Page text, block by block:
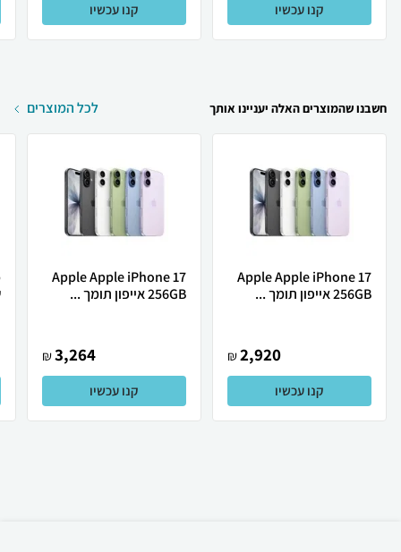
קנו עכשיו קנו עכשיו
חשבנו שהמוצרים האלה יעניינו אותך לכל המוצרים
Apple Apple iPhone 17
256GB אייפון תומך ...
2,920
₪
קנו עכשיו
Apple Apple iPhone 17
256GB אייפון תומך ...
3,264
₪
קנו עכשיו